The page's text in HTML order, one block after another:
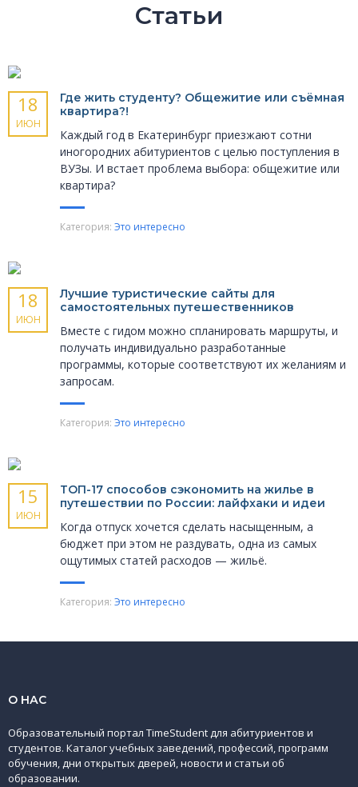
Статьи
18
ИЮН
Где жить студенту? Общежитие или съёмная
квартира?!
Каждый год в Екатеринбург приезжают сотни
иногородних абитуриентов с целью поступления в
ВУЗы. И встает проблема выбора: общежитие или
квартира?
Категория: Это интересно
18
ИЮН
Лучшие туристические сайты для
самостоятельных путешественников
Вместе с гидом можно спланировать маршруты, и
получать индивидуально разработанные
программы, которые соответствуют их желаниям и
запросам.
Категория: Это интересно
15
ИЮН
ТОП-17 способов сэкономить на жилье в
путешествии по России: лайфхаки и идеи
Когда отпуск хочется сделать насыщенным, а
бюджет при этом не раздувать, одна из самых
ощутимых статей расходов — жильё.
Категория: Это интересно
О НАС
Образовательный портал TimeStudent для абитуриентов и
студентов. Каталог учебных заведений, профессий, программ
обучения, дни открытых дверей, новости и статьи об
образовании.